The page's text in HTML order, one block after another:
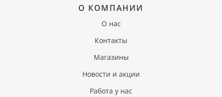
О КОМПАНИИ
О нас
Контакты
Магазины
Новости и акции
Работа у нас